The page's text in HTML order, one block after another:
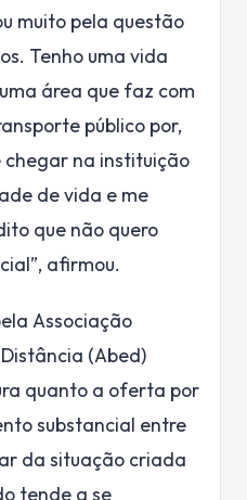
muito pela questão
Tenho uma vida
área que faz com
público por,
chegar na instituição
de vida e me
que não quero
afirmou.
Associação
(Abed)
quanto a oferta por
substancial entre
da situação criada
tende a se